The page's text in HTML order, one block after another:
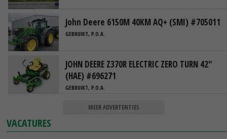
John Deere 6150M 40KM AQ+ (SMI) #705011
GEBRUIKT, P.O.A.
JOHN DEERE Z370R ELECTRIC ZERO TURN 42"
(HAE) #696271
GEBRUIKT, P.O.A.
MEER ADVERTENTIES
VACATURES